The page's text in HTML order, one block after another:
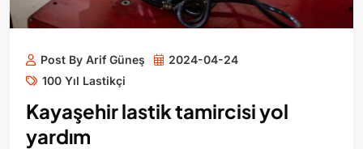
Post By Arif Güneş
2024-04-24
100 Yıl Lastikçi
Kayaşehir lastik tamircisi yol
yardım